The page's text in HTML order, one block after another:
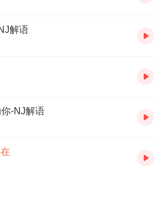
解语
你-NJ解语